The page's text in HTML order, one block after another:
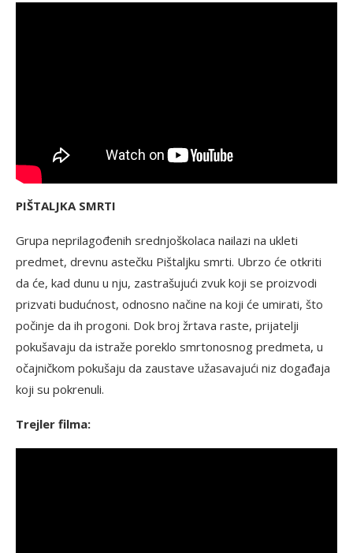
PIŠTALJKA SMRTI
Grupa neprilagođenih srednjoškolaca nailazi na ukleti
predmet, drevnu astečku Pištaljku smrti. Ubrzo će otkriti
da će, kad dunu u nju, zastrašujući zvuk koji se proizvodi
prizvati budućnost, odnosno načine na koji će umirati, što
počinje da ih progoni. Dok broj žrtava raste, prijatelji
pokušavaju da istraže poreklo smrtonosnog predmeta, u
očajničkom pokušaju da zaustave užasavajući niz događaja
koji su pokrenuli.
Trejler filma: